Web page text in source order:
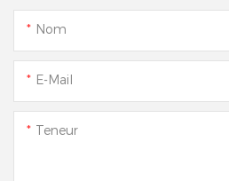
Nom
E-Mail
Teneur